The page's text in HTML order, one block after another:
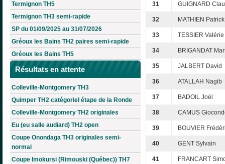
Termignon TH5
Termignon TH3 semi-rapide
SP du 01/09/2025 au 31/07/2026
Gréoux les Bains TH2 paires semi-rapide
Gréoux les Bains TH5
Résultats en attente
Colleville-Montgomery TH3
Quimper TH2 catégoriel étape de la Ronde
Colleville-Montgomery TH2 originales
Eu (eu salle audiard) TH2 open
Coupe Onondaga TH3 originales semi-
normal
Coupe Imokursi (Rimouski (Québec)) TH7
31 GUIGNARD
32 MATHIEN Patrick
33 TESSIER Valérie
34 BRIGANDAT
35 JALBERT David
36 ATALLAH Nagib
37 BADOIL Joël
38 CAMUS
39 BOUVIER
40 GENT Sylvain
41 FRANCART